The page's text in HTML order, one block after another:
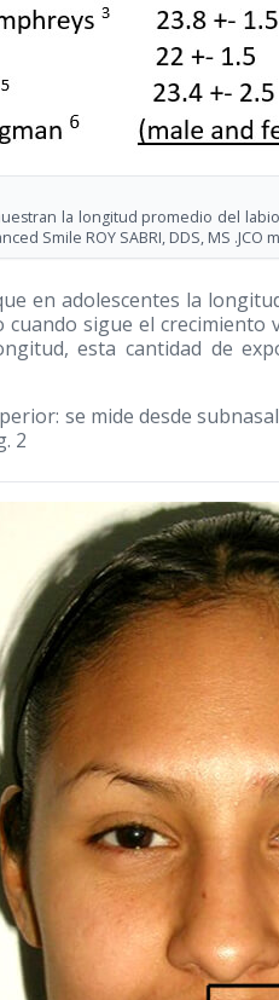
la longitud promedio del
Smile ROY SABRI, DDS, MS .JCO
en adolescentes la
cuando sigue el
esta cantidad de
se mide desde
2